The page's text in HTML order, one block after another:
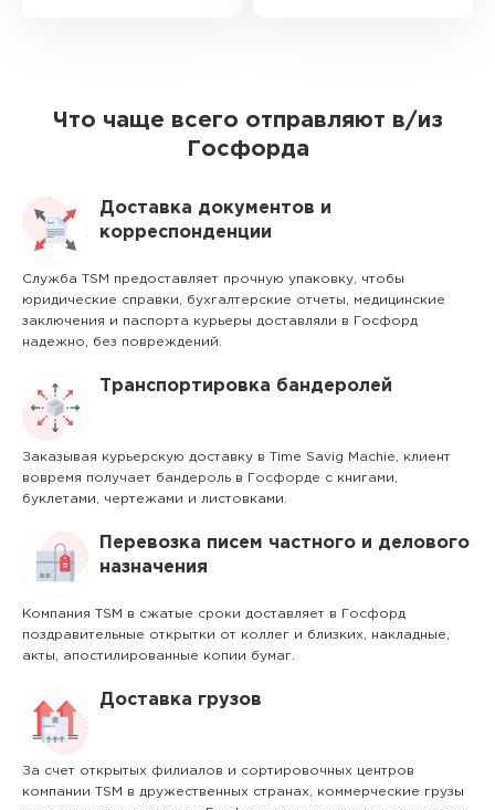
Что чаще всего отправляют в/из
Госфорда
Доставка документов и
корреспонденции
Служба TSM предоставляет прочную упаковку, чтобы
юридические справки, бухгалтерские отчеты, медицинские
заключения и паспорта курьеры доставляли в Госфорд
надежно, без повреждений.
Транспортировка бандеролей
Заказывая курьерскую доставку в Time Savig Machie, клиент
вовремя получает бандероль в Госфорде с книгами,
буклетами, чертежами и листовками.
Перевозка писем частного и делового
назначения
Компания TSM в сжатые сроки доставляет в Госфорд
поздравительные открытки от коллег и близких, накладные,
акты, апостилированные копии бумаг.
Доставка грузов
За счет открытых филиалов и сортировочных центров
компании TSM в дружественных странах, коммерческие грузы